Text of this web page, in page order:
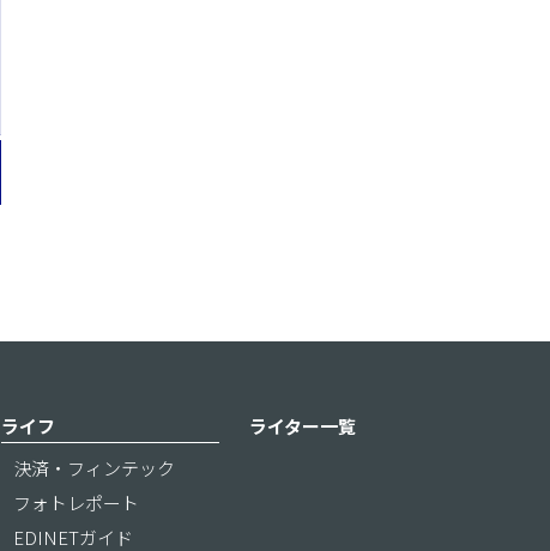
ライフ
決済・フィンテック
フォトレポート
EDINETガイド
ライター一覧